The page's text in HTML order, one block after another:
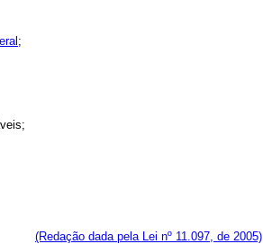
;
(Redação dada pela Lei nº 11.097, de 2005)